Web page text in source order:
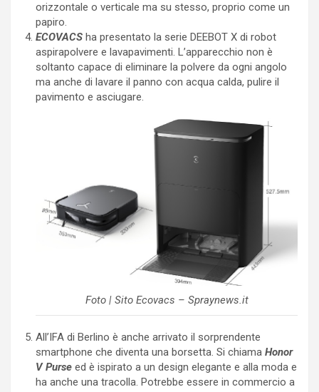
orizzontale o verticale ma su stesso, proprio come un
papiro.
ECOVACS ha presentato la serie DEEBOT X di robot
aspirapolvere e lavapavimenti. L’apparecchio non è
soltanto capace di eliminare la polvere da ogni angolo
ma anche di lavare il panno con acqua calda, pulire il
pavimento e asciugare.
Foto | Sito Ecovacs – Spraynews.it
All’IFA di Berlino è anche arrivato il sorprendente
smartphone che diventa una borsetta. Si chiama Honor
V Purse ed è ispirato a un design elegante e alla moda e
ha anche una tracolla. Potrebbe essere in commercio a